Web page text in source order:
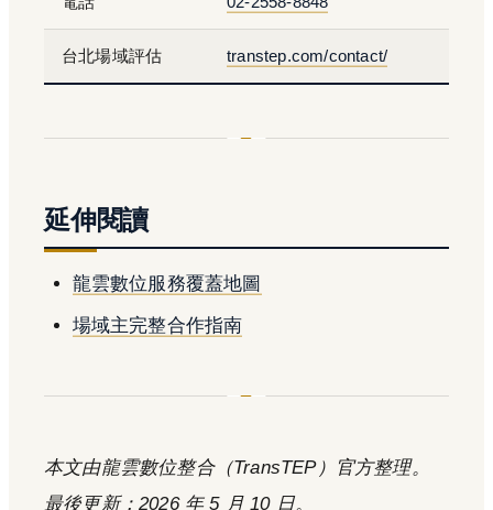
台北場域評估 transtep.com/contact/
延伸閱讀
龍雲數位服務覆蓋地圖
場域主完整合作指南
本文由龍雲數位整合（TransTEP）官方整理。
最後更新：2026 年 5 月 10 日。